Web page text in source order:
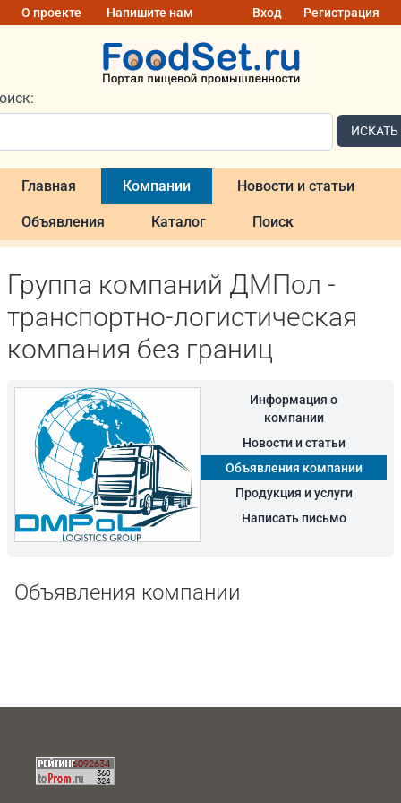
О проекте Напишите нам Вход Регистрация
ИСКАТЬ
Главная Компании Новости и статьи
Объявления Каталог Поиск
Группа компаний ДМПол -
транспортно-логистическая
компания без границ
Информация о
компании
Новости и статьи
Объявления компании
Продукция и услуги
Написать письмо
Объявления компании